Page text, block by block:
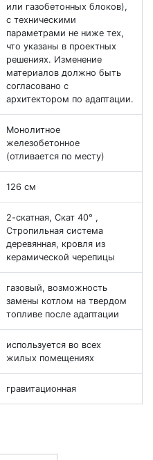
или газобетонных блоков),
с техническими
параметрами не ниже тех,
что указаны в проектных
решениях. Изменение
материалов должно быть
согласовано с
архитектором по адаптации.
Монолитное
железобетонное
(отливается по месту)
126 см
2-скатная, Скат 40° ,
Стропильная система
деревянная, кровля из
керамической черепицы
газовый, возможность
замены котлом на твердом
топливе после адаптации
используется во всех
жилых помещениях
гравитационная